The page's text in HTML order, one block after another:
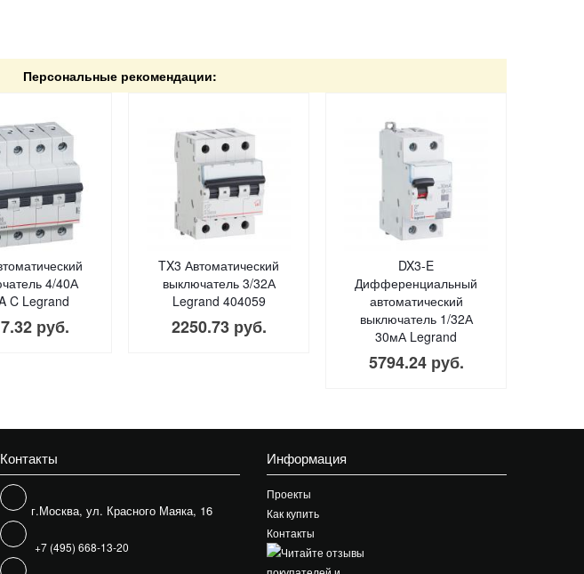
Персональные рекомендации:
4/40А
C Legrand
руб.
TX3 Автоматический
выключатель 3/32А
Legrand 404059
2250.73 руб.
DX3-E
Дифференциальный
автоматический
выключатель 1/32А
30мА Legrand
5794.24 руб.
Контакты
г.Москва, ул. Красного Маяка, 16
+7 (495) 668-13-20
Информация
Проекты
Как купить
Контакты